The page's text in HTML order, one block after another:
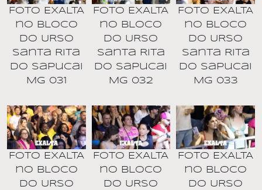
Foto EXALTA
no BLOCO
DO URSO
Santa Rita
do Sapucai
MG 031
Foto EXALTA
no BLOCO
DO URSO
Santa Rita
do Sapucai
MG 032
Foto EXALTA
no BLOCO
DO URSO
Santa Rita
do Sapucai
MG 033
Foto EXALTA
no BLOCO
DO URSO
Foto EXALTA
no BLOCO
DO URSO
Foto EXALTA
no BLOCO
DO URSO